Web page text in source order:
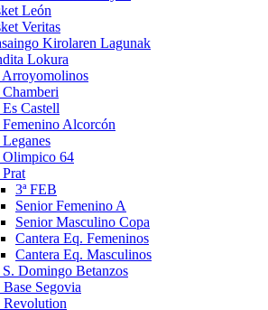
León
Veritas
Kirolaren Lagunak
Lokura
Castell
Alcorcón
64
3ª FEB
Senior Femenino A
Senior Masculino Copa
Cantera Eq. Femeninos
Cantera Eq. Masculinos
Domingo Betanzos
Segovia